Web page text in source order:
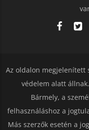
Az oldalon megjelenített
védelem alatt
Bármely, a
felhasználáshoz a
Más szerzők esetén a